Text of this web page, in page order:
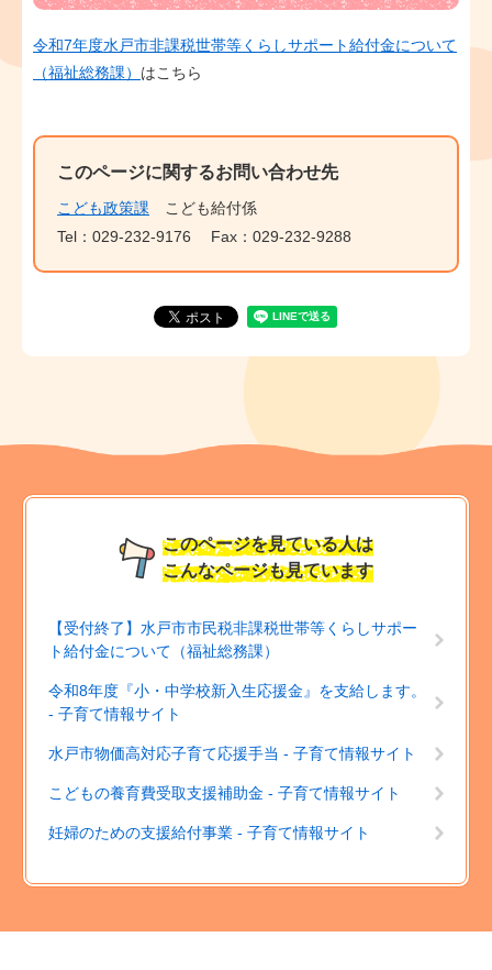
令和7年度水戸市非課税世帯等くらしサポート給付金について
（福祉総務課） はこちら
このページに関するお問い合わせ先
こども政策課
こども給付係
Tel：029-232-9176
Fax：029-232-9288
このページを見ている人は
こんなページも見ています
【受付終了】水戸市市民税非課税世帯等くらしサポー
ト給付金について（福祉総務課）
令和8年度『小・中学校新入生応援金』を支給します。
- 子育て情報サイト
水戸市物価高対応子育て応援手当 - 子育て情報サイト
こどもの養育費受取支援補助金 - 子育て情報サイト
妊婦のための支援給付事業 - 子育て情報サイト